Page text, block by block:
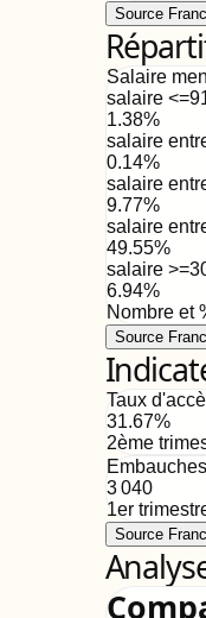
Source
Salaire
salaire
1.38%
salaire
0.14%
salaire
9.77%
salaire
49.55%
salaire
6.94%
Nombre et
Source
Taux
31.67%
2ème
3 040
1er
Source